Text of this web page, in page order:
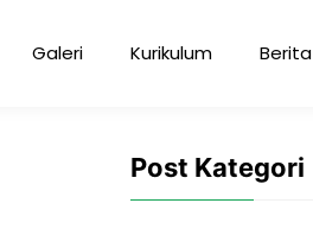
Galeri Kurikulum Berita
Post Kategori